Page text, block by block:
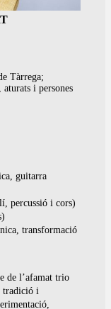
Tàrrega;
i persones
guitarra
percussió i cors)
transformació
de l’afamat trio
tradició i